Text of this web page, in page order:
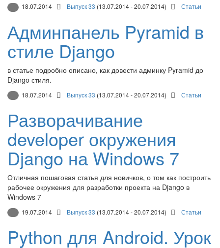
18.07.2014 Выпуск 33 (13.07.2014 - 20.07.2014) Статьи
Админпанель Pyramid в
стиле Django
в статье подробно описано, как довести админку Pyramid до
Django стиля.
18.07.2014 Выпуск 33 (13.07.2014 - 20.07.2014) Статьи
Разворачивание
developer окружения
Django на Windows 7
Отличная пошаговая статья для новичков, о том как построить
рабочее окружения для разработки проекта на Django в
Windows 7
19.07.2014 Выпуск 33 (13.07.2014 - 20.07.2014) Статьи
Python для Android. Урок